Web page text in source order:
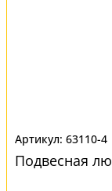
63110-4
Подвесная